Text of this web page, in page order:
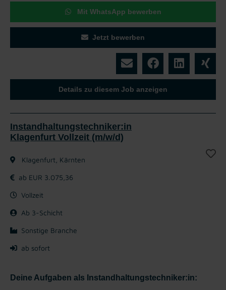
Mit WhatsApp bewerben
Jetzt bewerben
Details zu diesem Job anzeigen
Instandhaltungstechniker:in
Klagenfurt Vollzeit (m/w/d)
Klagenfurt, Kärnten
ab EUR 3.075,36
Vollzeit
Ab 3-Schicht
Sonstige Branche
ab sofort
Deine Aufgaben als Instandhaltungstechniker:in: